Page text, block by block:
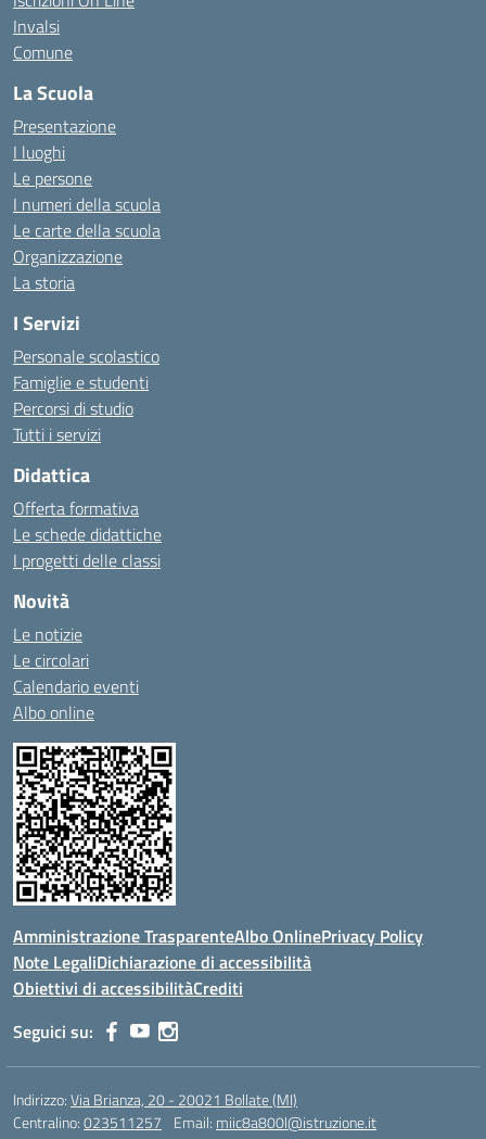
Invalsi
Comune
La Scuola
Presentazione
I luoghi
Le persone
I numeri della scuola
Le carte della scuola
Organizzazione
La storia
I Servizi
Personale scolastico
Famiglie e studenti
Percorsi di studio
Tutti i servizi
Didattica
Offerta formativa
Le schede didattiche
I progetti delle classi
Novità
Le notizie
Le circolari
Calendario eventi
Albo online
Amministrazione TrasparenteAlbo OnlinePrivacy Policy
Note LegaliDichiarazione di accessibilità
Obiettivi di accessibilitàCrediti
Seguici su:
Indirizzo:Via Brianza, 20 - 20021 Bollate (MI)
Centralino:023511257 Email: miic8a800l@istruzione.it